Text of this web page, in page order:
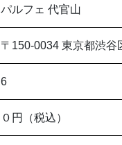
パルフェ 代官山
〒150-0034 東京都渋
6
０円（税込）